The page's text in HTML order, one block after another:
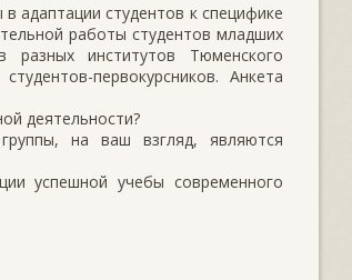
адаптации студентов к специфике
работы студентов младших
институтов Тюменского
первокурсников. Анкета
деятельности?
на ваш взгляд, являются
успешной учебы современного